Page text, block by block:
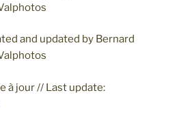
and updated by Bernard
à jour // Last update: